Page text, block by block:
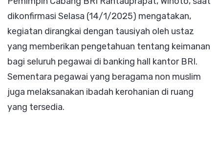
dikonfirmasi Selasa (14/1/2025) mengatakan,
kegiatan dirangkai dengan tausiyah oleh ustaz
yang memberikan pengetahuan tentang keimanan
bagi seluruh pegawai di banking hall kantor BRI.
Sementara pegawai yang beragama non muslim
juga melaksanakan ibadah kerohanian di ruang
yang tersedia.